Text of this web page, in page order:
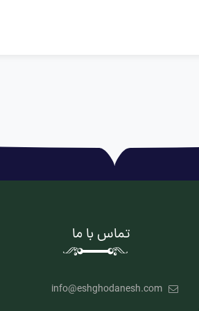
تماس با ما
info@eshghodanesh.com